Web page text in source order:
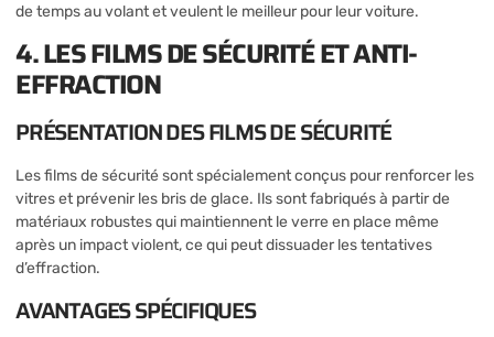
de temps au volant et veulent le meilleur pour leur voiture.
4. LES FILMS DE SÉCURITÉ ET ANTI-
EFFRACTION
PRÉSENTATION DES FILMS DE SÉCURITÉ
Les films de sécurité sont spécialement conçus pour renforcer les
vitres et prévenir les bris de glace. Ils sont fabriqués à partir de
matériaux robustes qui maintiennent le verre en place même
après un impact violent, ce qui peut dissuader les tentatives
d’effraction.
AVANTAGES SPÉCIFIQUES